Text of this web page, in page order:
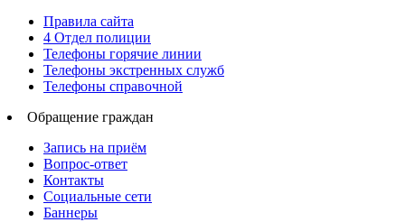
Правила сайта
4 Отдел полиции
Телефоны горячие линии
Телефоны экстренных служб
Телефоны справочной
Обращение граждан
Запись на приём
Вопрос-ответ
Контакты
Социальные сети
Баннеры